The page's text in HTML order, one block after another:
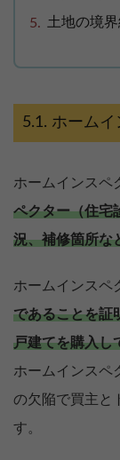
土地の境
ホームイ
ホームインスペ
ペクター（住宅
況、補修箇所な
ホームインスペ
であることを証
戸建てを購入し
ホームインスペ
の欠陥で買主と
す。